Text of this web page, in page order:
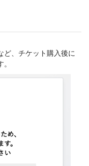
ど、チケット購入後に